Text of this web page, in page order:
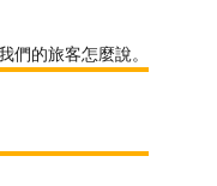
們的旅客怎麼說。